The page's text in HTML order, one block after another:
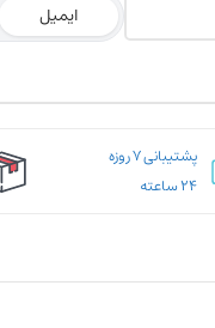
ایمیل
پشتیبانی ۷ روزه
۲۴ ساعته